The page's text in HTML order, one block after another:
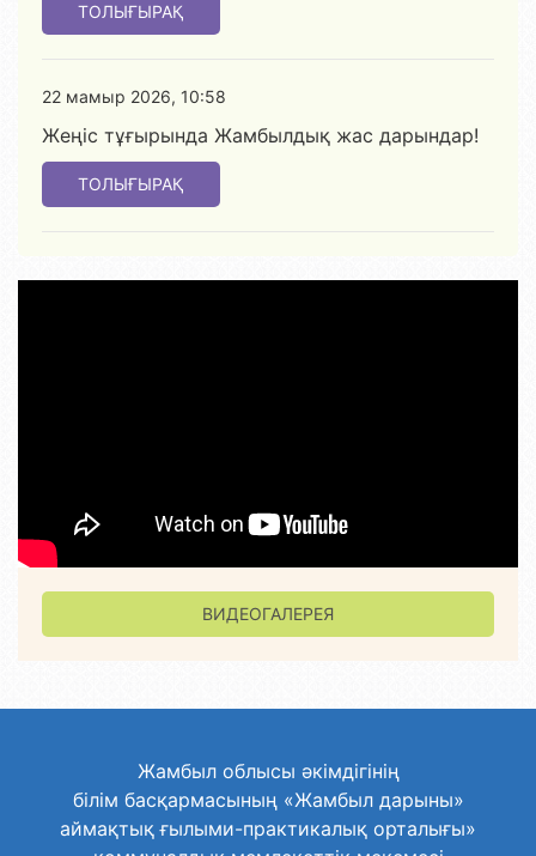
ТОЛЫҒЫРАҚ
22 мамыр 2026, 10:58
Жеңіс тұғырында Жамбылдық жас дарындар!
ТОЛЫҒЫРАҚ
ВИДЕОГАЛЕРЕЯ
Жамбыл облысы әкімдігінің
білім басқармасының «Жамбыл дарыны»
аймақтық ғылыми-практикалық орталығы»